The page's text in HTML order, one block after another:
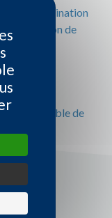
la vaccination
saison de
responsable de